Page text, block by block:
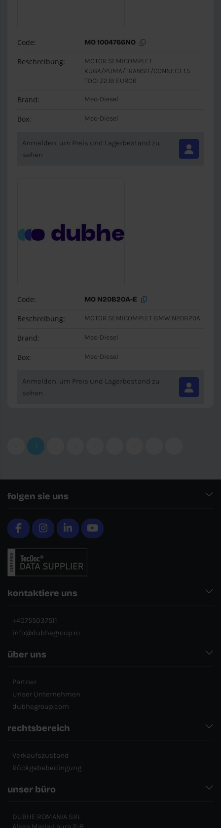
Code: MO 1004766NO
Beschreibung:
MOTOR SEMICOMPLET
KUGA/PUMA/TRANSIT/CONNECT 1.5
TDCI Z2JB EURO6
Brand: Mec-Diesel
Box: Mec-Diesel
Anmelden, um Preis und Lagerbestand zu
sehen
Code: MO N20B20A-E
Beschreibung: MOTOR SEMICOMPLET BMW N20B20A
Brand: Mec-Diesel
Box: Mec-Diesel
Anmelden, um Preis und Lagerbestand zu
sehen
1
folgen sie uns
kontaktiere uns
+40755037511
info@dubhegroup.ro
über uns
Partner
Unser Unternehmen
dubhegroup.com
rechtsbereich
Verkaufszustand
Rückgabebedingung
unser büro
DUBHE ROMANIA SRL